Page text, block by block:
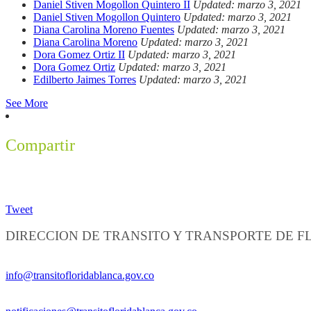
Daniel Stiven Mogollon Quintero II Updated: marzo 3, 2021
Daniel Stiven Mogollon Quintero Updated: marzo 3, 2021
Diana Carolina Moreno Fuentes Updated: marzo 3, 2021
Diana Carolina Moreno Updated: marzo 3, 2021
Dora Gomez Ortiz II Updated: marzo 3, 2021
Dora Gomez Ortiz Updated: marzo 3, 2021
Edilberto Jaimes Torres Updated: marzo 3, 2021
See More
Compartir
Tweet
DIRECCION DE TRANSITO Y TRANSPORTE DE
info@transitofloridablanca.gov.co